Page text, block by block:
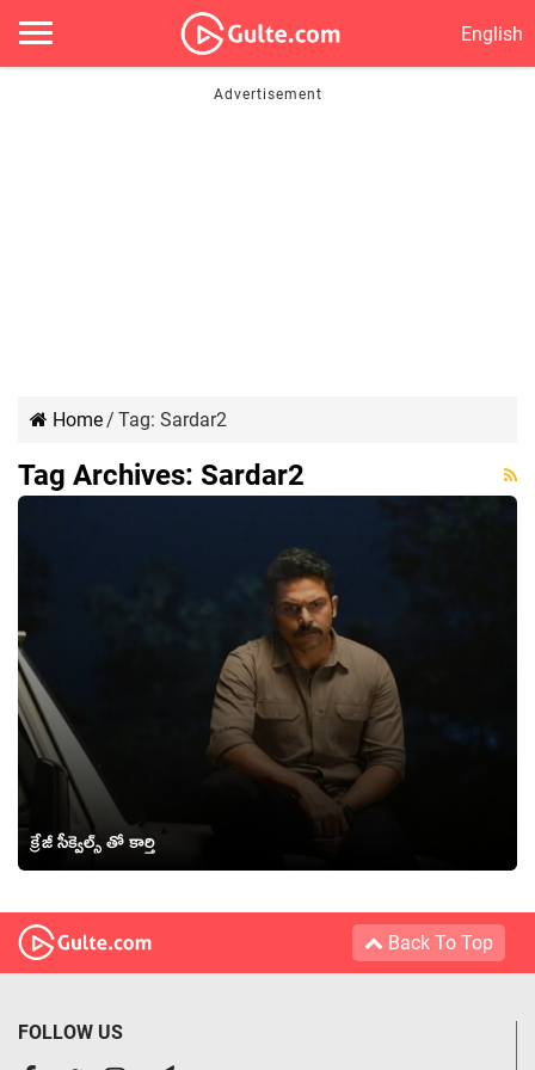
English
Home/ Tag: Sardar2
Tag Archives: Sardar2
క్రేజీ సీక్వెల్స్ తో కార్తి
Back To Top
FOLLOW US